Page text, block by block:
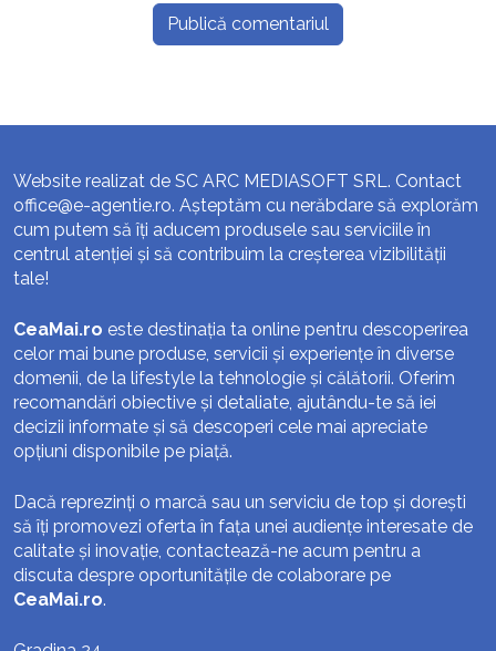
Website realizat de SC ARC MEDIASOFT SRL. Contact
office@e-agentie.ro. Așteptăm cu nerăbdare să explorăm
cum putem să îți aducem produsele sau serviciile în
centrul atenției și să contribuim la creșterea vizibilității
tale!
CeaMai.ro este destinația ta online pentru descoperirea
celor mai bune produse, servicii și experiențe în diverse
domenii, de la lifestyle la tehnologie și călătorii. Oferim
recomandări obiective și detaliate, ajutându-te să iei
decizii informate și să descoperi cele mai apreciate
opțiuni disponibile pe piață.
Dacă reprezinți o marcă sau un serviciu de top și dorești
să îți promovezi oferta în fața unei audiențe interesate de
calitate și inovație, contactează-ne acum pentru a
discuta despre oportunitățile de colaborare pe
CeaMai.ro.